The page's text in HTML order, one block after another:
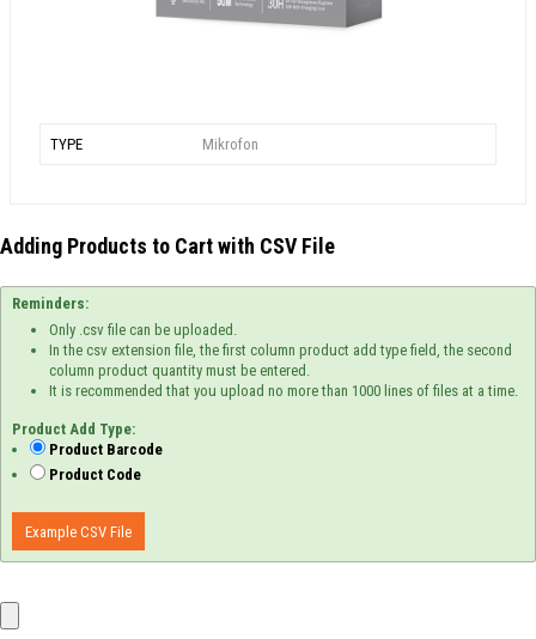
TYPE Mikrofon
Adding Products to Cart with CSV File
Reminders:
Only .csv file can be uploaded.
In the csv extension file, the first column product add type field, the second
column product quantity must be entered.
It is recommended that you upload no more than 1000 lines of files at a time.
Product Add Type:
Product Barcode
Product Code
Example CSV File